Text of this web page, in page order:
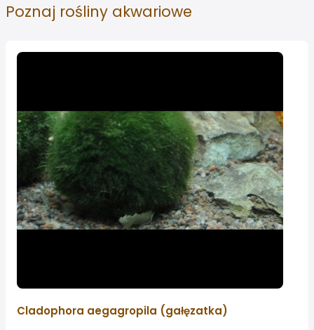
Poznaj rośliny akwariowe
Cladophora aegagropila (gałęzatka)